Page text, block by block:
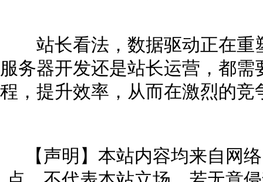
站长看法，数据驱动正在重
服务器开发还是站长运营，都
程，提升效率，从而在激烈的竞
【声明】本站内容均来自网